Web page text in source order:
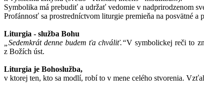
Symbolika má prebudiť a udržať vedomie v nadprirodzenom
Profánnosť sa prostredníctvom liturgie premieňa na posvätné a
Liturgia - služba Bohu
„Sedemkrát denne budem ťa chváliť.“V symbolickej reči to
z Božích úst.
Liturgia je Bohoslužba,
v ktorej ten, kto sa modlí, robí to v mene celého stvorenia.